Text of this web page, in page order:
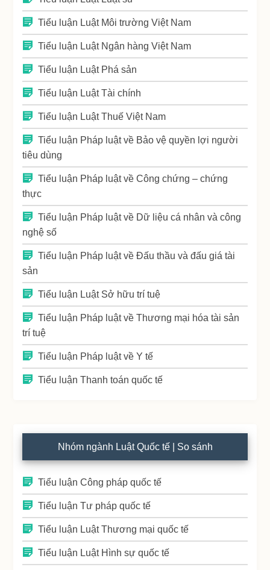
Tiểu luận Luật Môi trường Việt Nam
Tiểu luận Luật Ngân hàng Việt Nam
Tiểu luận Luật Phá sản
Tiểu luận Luật Tài chính
Tiểu luận Luật Thuế Việt Nam
Tiểu luận Pháp luật về Bảo vệ quyền lợi người
tiêu dùng
Tiểu luận Pháp luật về Công chứng – chứng
thực
Tiểu luận Pháp luật về Dữ liệu cá nhân và công
nghệ số
Tiểu luận Pháp luật về Đấu thầu và đấu giá tài
sản
Tiểu luận Luật Sở hữu trí tuệ
Tiểu luận Pháp luật về Thương mại hóa tài sản
trí tuệ
Tiểu luận Pháp luật về Y tế
Tiểu luận Thanh toán quốc tế
Nhóm ngành Luật Quốc tế | So sánh
Tiểu luận Công pháp quốc tế
Tiểu luận Tư pháp quốc tế
Tiểu luận Luật Thương mại quốc tế
Tiểu luận Luật Hình sự quốc tế